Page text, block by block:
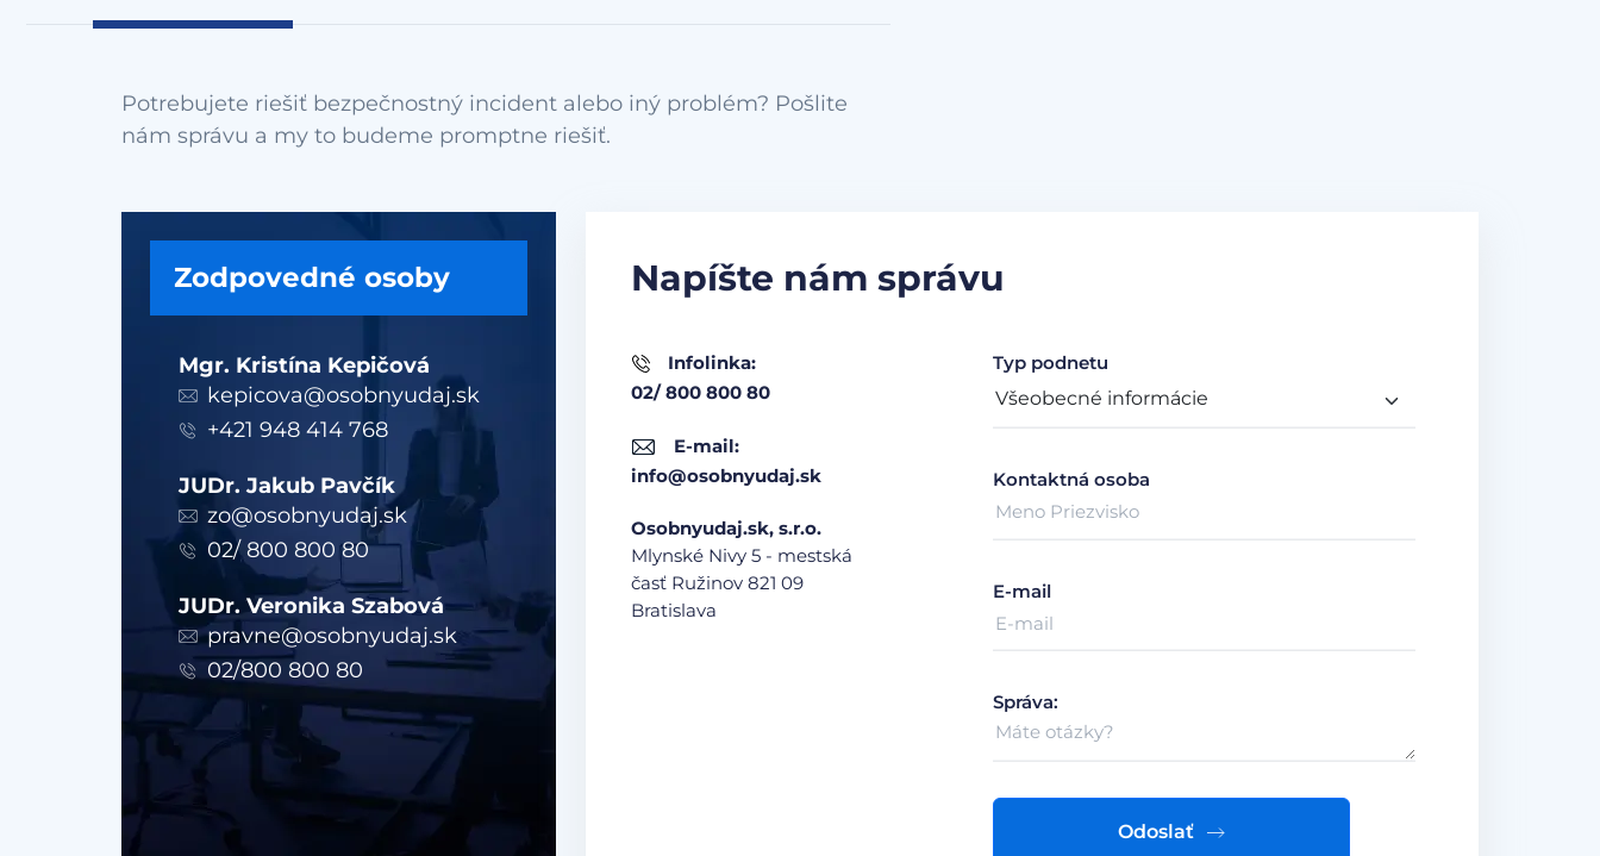
Potrebujete riešiť bezpečnostný incident alebo iný problém? Pošlite
Zodpovedné osoby
Mgr. Kristína Kepičová
kepicova@osobnyudaj.sk
+421 948 414 768
JUDr. Jakub Pavčík
zo@osobnyudaj.sk
02/ 800 800 80
JUDr. Veronika Szabová
pravne@osobnyudaj.sk
02/800 800 80
Napíšte nám správu
Infolinka:
02/ 800 800 80
E-mail:
info@osobnyudaj.sk
Osobnyudaj.sk, s.r.o.
Mlynské Nivy 5 - mestská
časť Ružinov 821 09
Bratislava
Typ podnetu
Kontaktná osoba
E-mail
Správa:
Odoslať